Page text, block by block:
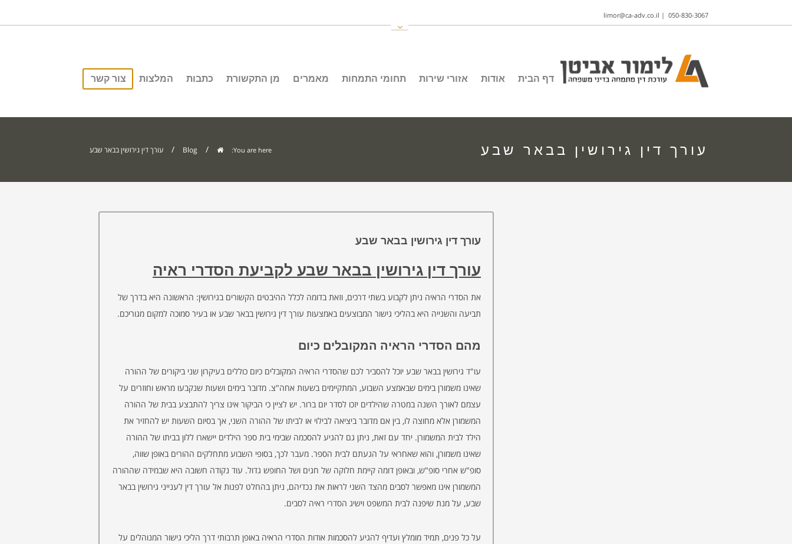
050-830-3067
|
limor@ca-adv.co.il
דף הבית אודות אזורי שירות תחומי התמחות מאמרים מן התקשורת כתבות המלצות צור קשר
עורך דין גירושין בבאר שבע You are here:
/
Blog
/ עורך דין גירושין בבאר שבע
עורך דין גירושין בבאר שבע
עורך דין גירושין בבאר שבע לקביעת הסדרי ראיה
את הסדרי הראיה ניתן לקבוע בשתי דרכים, וזאת בדומה לכלל ההיבטים הקשורים בגירושין: הראשונה היא בדרך של
תביעה והשנייה היא בהליכי גישור המבוצעים באמצעות עורך דין גירושין בבאר שבע או בעיר סמוכה למקום מגוריכם.
מהם הסדרי הראיה המקובלים כיום
עו"ד גירושין בבאר שבע יוכל להסביר לכם שהסדרי הראיה המקובלים כיום כוללים בעיקרון שני ביקורים של ההורה
שאינו משמורן בימים שבאמצע השבוע, המתקיימים בשעות אחה"צ. מדובר בימים ושעות שנקבעו מראש וחוזרים על
עצמם לאורך השנה במטרה שהילדים יזכו לסדר יום ברור. יש לציין כי הביקור אינו צריך להתבצע בבית של ההורה
המשמורן אלא מחוצה לו, בין אם מדובר ביציאה לבילוי או לביתו של ההורה השני, אך בסיום השעות יש להחזיר את
הילד לבית המשמורן. יחד עם זאת, ניתן גם להגיע להסכמה שבימי בית ספר הילדים יישארו ללון בביתו של ההורה
שאינו משמורן, והוא שאחראי על הגעתם לבית הספר. מעבר לכך, בסופי השבוע מתחלקים ההורים באופן שווה,
סופ"ש אחרי סופ"ש, ובאופן דומה קיימת חלוקה של חגים ושל החופש גדול. עוד נקודה חשובה היא שבמידה שההורה
המשמורן אינו מאפשר לסבים מהצד השני לראות את נכדיהם, ניתן בהחלט לפנות אל עורך דין לענייני גירושין בבאר
שבע, על מנת שיפנה לבית המשפט וישיג הסדרי ראיה לסבים.
על כל פנים, תמיד מומלץ ועדיף להגיע להסכמות אודות הסדרי הראיה באופן תרבותי דרך הליכי גישור המנוהלים על